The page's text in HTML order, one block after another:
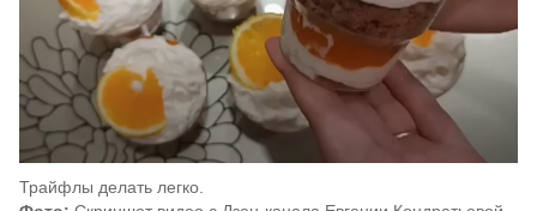
Трайфлы делать легко.